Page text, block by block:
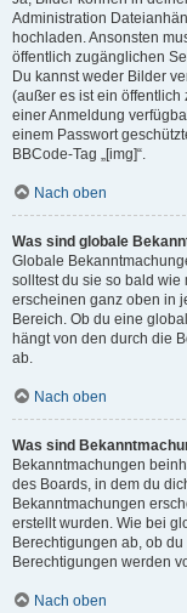
Administration
hochladen. Ansonsten
öffentlich zugänglichen
Du kannst weder Bilder
(außer es ist ein
einer Anmeldung
einem Passwort
BBCode-Tag „[img]“.
Nach oben
Was sind globale
Globale
solltest du sie so bald
erscheinen ganz oben in
Bereich. Ob du eine
hängt von den durch die
ab.
Nach oben
Was sind
Bekanntmachungen
des Boards, in dem du
Bekanntmachungen
erstellt wurden. Wie bei
Berechtigungen ab, ob
Berechtigungen werden
Nach oben